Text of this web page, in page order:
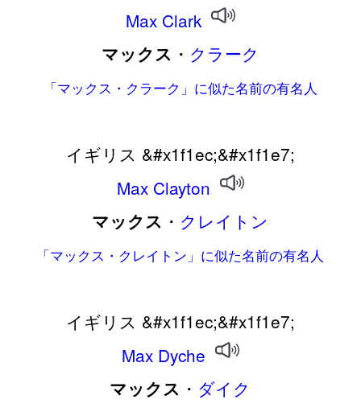
Max Clark
マックス ・ クラーク
「マックス・クラーク」に似た名前の有名人
イギリス &#x1f1ec;&#x1f1e7;
Max Clayton
マックス ・ クレイトン
「マックス・クレイトン」に似た名前の有名人
イギリス &#x1f1ec;&#x1f1e7;
Max Dyche
マックス ・ ダイク